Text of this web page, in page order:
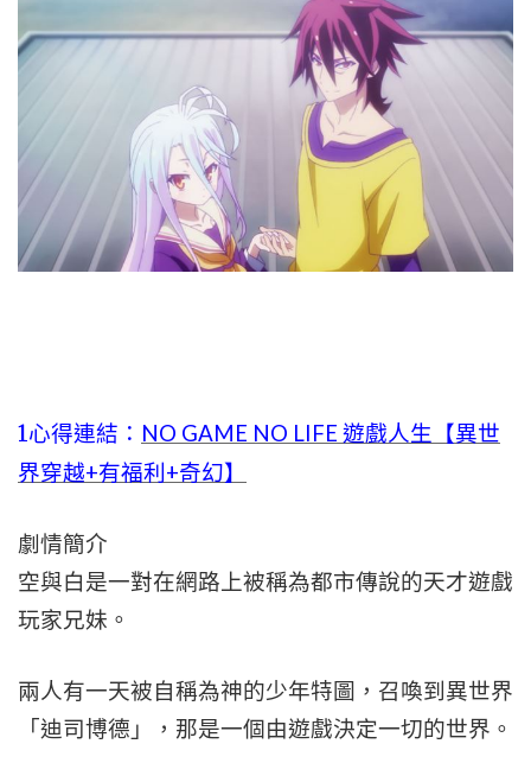
1心得連結： NO GAME NO LIFE 遊戲人生【異世
界穿越+有福利+奇幻】
劇情簡介
空與白是一對在網路上被稱為都市傳說的天才遊戲
玩家兄妹。
兩人有一天被自稱為神的少年特圖，召喚到異世界
「迪司博德」，那是一個由遊戲決定一切的世界。